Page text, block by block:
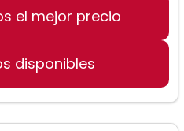
el mejor precio
disponibles